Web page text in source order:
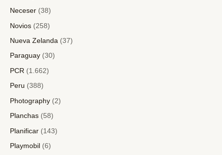
Neceser (38)
Novios (258)
Nueva Zelanda (37)
Paraguay (30)
PCR (1.662)
Peru (388)
Photography (2)
Planchas (58)
Planificar (143)
Playmobil (6)